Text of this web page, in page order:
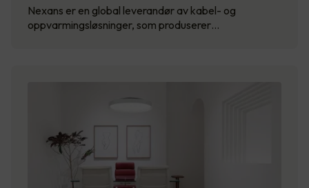
Nexans er en global leverandør av kabel- og
oppvarmingsløsninger, som produserer…